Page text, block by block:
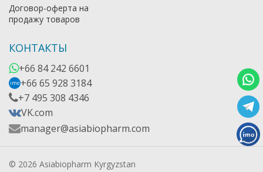
Договор-оферта на
продажу товаров
КОНТАКТЫ
+66 84 242 6601
imo +66 65 928 3184
+7 495 308 4346
VK.com
manager@asiabiopharm.com
© 2026 Asiabiopharm Kyrgyzstan